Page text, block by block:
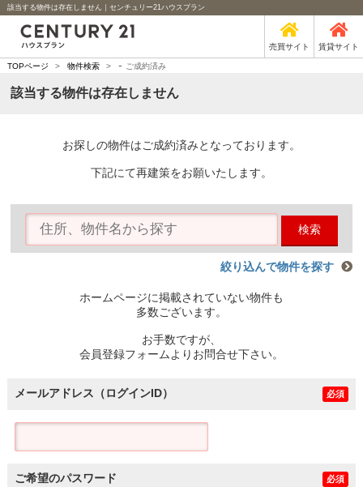
該当する物件は存在しません｜センチュリー21ハウスプラン
売買サイト 賃貸サイト
TOPページ > 物件検索 > - ご成約済み
該当する物件は存在しません
お探しの物件はご成約済みとなっております。
下記にて再建策をお願いたします。
検索
絞り込んで物件を探す
ホームページに掲載されていない物件も
多数ございます。
お手数ですが、
会員登録フォームよりお問合せ下さい。
メールアドレス（ログインID） 必須
ご希望のパスワード 必須